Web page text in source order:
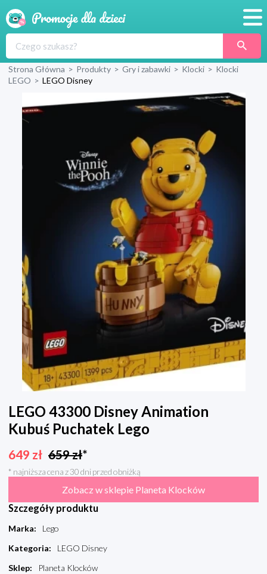
Produkty
Sklepy
Wyprawka
Strona Główna > Produkty > Gry i zabawki > Klocki > Klocki
LEGO > LEGO Disney
LEGO 43300 Disney Animation
Kubuś Puchatek Lego
649 zł 659zł*
* najniższa cena z 30 dni przed obniżką
Zobacz w sklepie Planeta Klocków
Szczegóły produktu
Marka:
Lego
Kategoria:
LEGO Disney
Sklep: Planeta Klocków